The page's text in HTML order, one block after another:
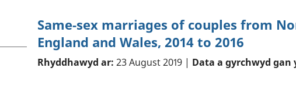
Same-sex marriages of couples from
England and Wales, 2014 to 2016
Rhyddhawyd ar: 23 August 2019 | Data a gyrchwyd gan